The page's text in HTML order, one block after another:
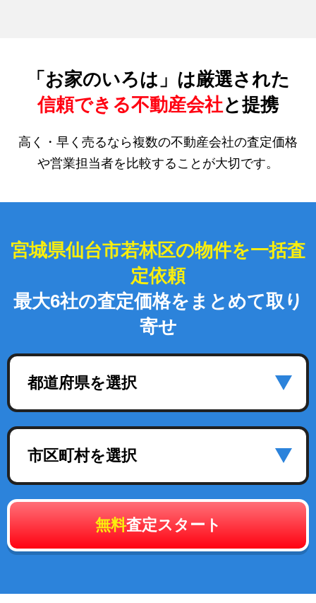
「お家のいろは」は厳選された
信頼できる不動産会社と提携
高く・早く売るなら複数の不動産会社の査定価格
や営業担当者を比較することが大切です。
宮城県仙台市若林区の物件を一括査
定依頼
最大6社の査定価格をまとめて取り
寄せ
都道府県を選択
市区町村を選択
無料査定スタート